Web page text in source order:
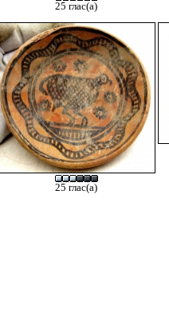
25 глас(а)
25 глас(а)